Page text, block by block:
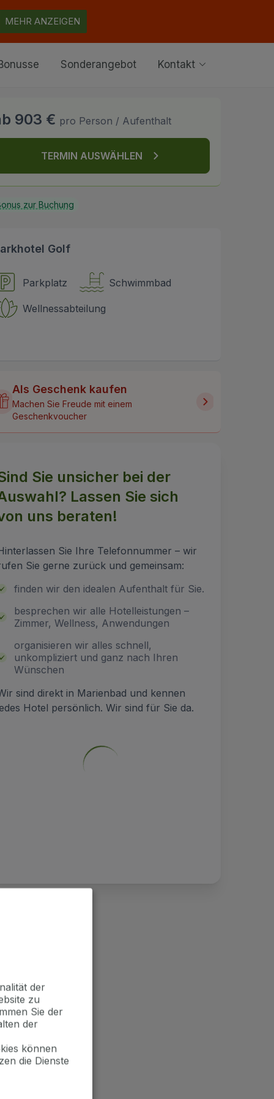
MEHR ANZEIGEN
Sonderangebot Kontakt
903 € pro Person / Aufenthalt
TERMIN AUSWÄHLEN
zur Buchung
Golf
Parkplatz Schwimmbad
Wellnessabteilung
Als Geschenk kaufen
Machen Sie Freude mit einem
Geschenkvoucher
Sie unsicher bei der
Lassen Sie sich
uns beraten!
Sie Ihre Telefonnummer – wir
Sie gerne zurück und gemeinsam:
finden wir den idealen Aufenthalt für Sie.
besprechen wir alle Hotelleistungen –
Zimmer, Wellness, Anwendungen
organisieren wir alles schnell,
unkompliziert und ganz nach Ihren
Wünschen
sind direkt in Marienbad und kennen
Hotel persönlich. Wir sind für Sie da.
der
zu
Sie der
der
können
die Dienste